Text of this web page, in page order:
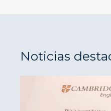
Noticias